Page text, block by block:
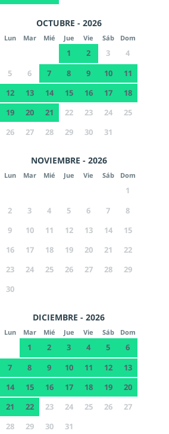
OCTUBRE - 2026
Lun Mar Mié Jue Vie Sáb Dom
1 2 3
4
5
6 7 8 9 10
11
12
13 14 15 16 17
18
19
20 21 22 23 24
25
26
27 28 29 30 31
NOVIEMBRE - 2026
Lun Mar Mié Jue Vie Sáb Dom
1
2
3 4 5 6 7
8
9
10 11 12 13 14
15
16
17 18 19 20 21
22
23
24 25 26 27 28
29
30
DICIEMBRE - 2026
Lun Mar Mié Jue Vie Sáb Dom
1 2 3 4 5
6
7
8 9 10 11 12
13
14
15 16 17 18 19
20
21
22 23 24 25 26
27
28
29 30 31